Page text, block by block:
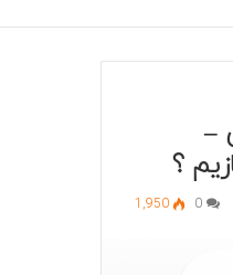
–
؟
0
1,950